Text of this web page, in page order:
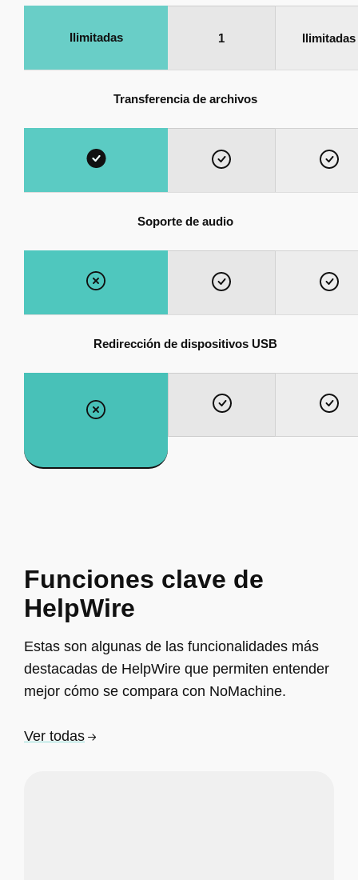
Ilimitadas 1 Ilimitadas
Transferencia de archivos
Soporte de audio
Redirección de dispositivos USB
Funciones clave de
HelpWire
Estas son algunas de las funcionalidades más
destacadas de HelpWire que permiten entender
mejor cómo se compara con NoMachine.
Ver todas